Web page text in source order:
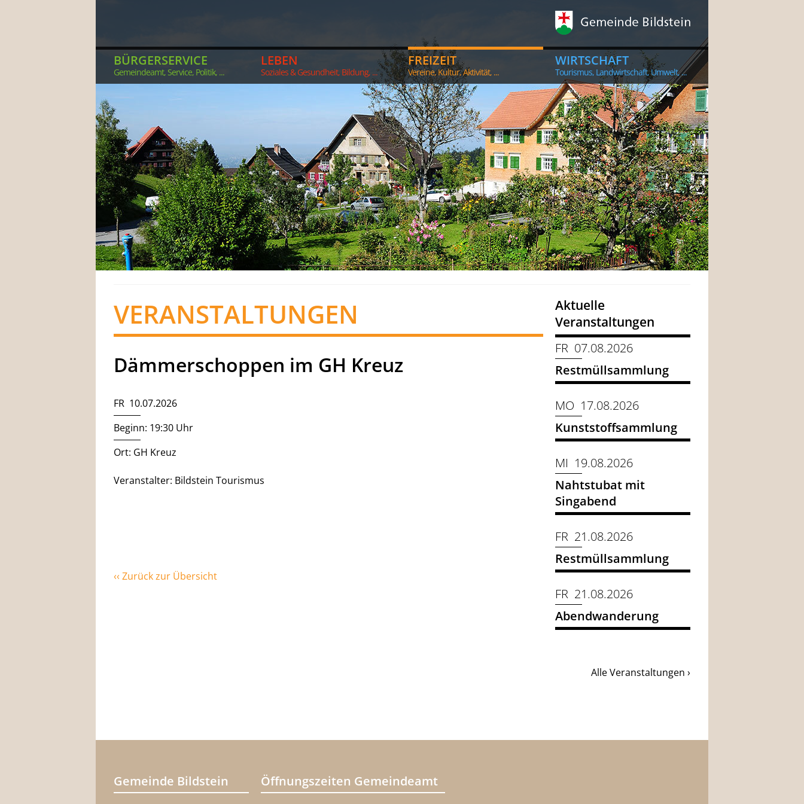
BÜRGERSERVICE
Gemeindeamt, Service, Politik, ...
LEBEN
Soziales & Gesundheit, Bildung, ...
FREIZEIT
Vereine, Kultur, Aktivität, ...
WIRTSCHAFT
Tourismus, Landwirtschaft, Umwelt, ...
VERANSTALTUNGEN
Dämmerschoppen im GH Kreuz
FR 10.07.2026
Beginn: 19:30 Uhr
Ort: GH Kreuz
Veranstalter: Bildstein Tourismus
‹‹ Zurück zur Übersicht
Aktuelle
Veranstaltungen
FR 07.08.2026
Restmüllsammlung
MO 17.08.2026
Kunststoffsammlung
MI 19.08.2026
Nahtstubat mit
Singabend
FR 21.08.2026
Restmüllsammlung
FR 21.08.2026
Abendwanderung
Alle Veranstaltungen ›
Gemeinde Bildstein Öffnungszeiten Gemeindeamt